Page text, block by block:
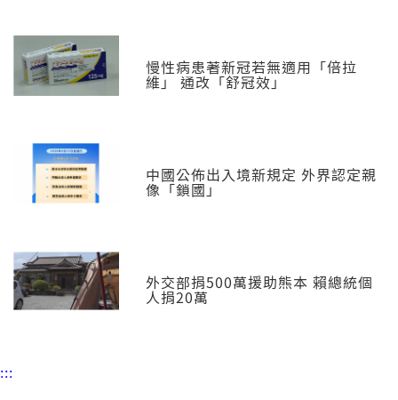
慢性病患著新冠若無適用「倍拉
維」 通改「舒冠效」
中國公佈出入境新規定 外界認定親
像「鎖國」
外交部捐500萬援助熊本 賴總統個
人捐20萬
:::